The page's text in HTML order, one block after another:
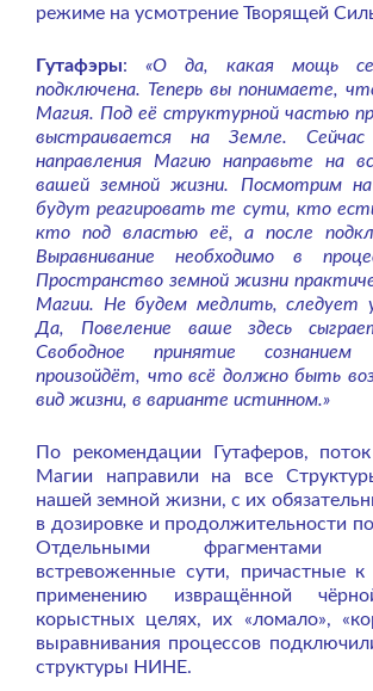
режиме на усмотрение Творящей
Гутафэры: «О да, какая мощь
подключена. Теперь вы понимаете,
Магия. Под её структурной частью
выстраивается на Земле. Сейчас
направления Магию направьте на
вашей земной жизни. Посмотрим
будут реагировать те сути, кто
кто под властью её, а после
Выравнивание необходимо в
Пространство земной жизни
Магии. Не будем медлить, следует
Да, Повеление ваше здесь
Свободное принятие сознанием
произойдёт, что всё должно быть
вид жизни, в варианте истинном.»
По рекомендации Гутаферов,
Магии направили на все
нашей земной жизни, с их
в дозировке и продолжительности
Отдельными фрагментами
встревоженные сути, причастные к
применению извращённой
корыстных целях, их «ломало»,
выравнивания процессов
структуры НИНЕ.